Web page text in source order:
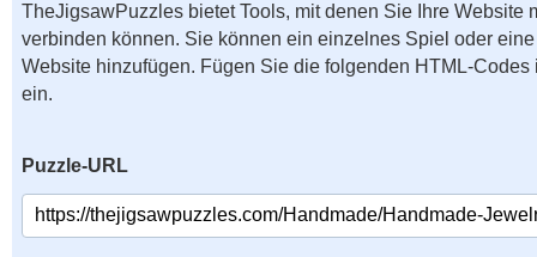
TheJigsawPuzzles bietet Tools, mit denen Sie Ihre Website
verbinden können. Sie können ein einzelnes Spiel oder
Website hinzufügen. Fügen Sie die folgenden HTML-
ein.
Puzzle-URL